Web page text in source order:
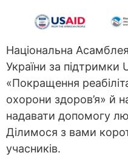
Національна
України за підтримки
«Покращення
охорони здоров’я» й
надавати допомогу
Ділимося з вами
учасників.